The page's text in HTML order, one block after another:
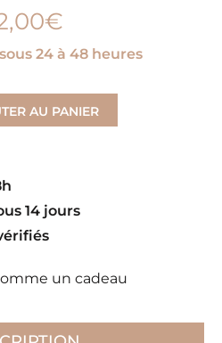
€
24 à 48 heures
AU PANIER
14 jours
un cadeau